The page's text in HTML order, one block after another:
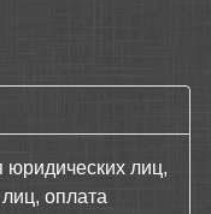
лиц,
оплата